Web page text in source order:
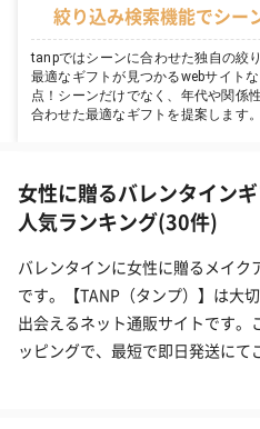
絞り込み検索機能でシー
tanpではシーンに合わせた独自の絞
最適なギフトが見つかるwebサイト
点！シーンだけでなく、年代や関係
合わせた最適なギフトを提案します。
女性に贈るバレンタイン
人気ランキング(30件)
バレンタインに女性に贈るメイ
です。【TANP（タンプ）】は大
出会えるネット通販サイトです。
ッピングで、最短で即日発送にて